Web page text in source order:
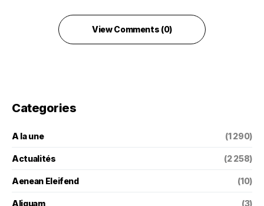
View Comments (0)
Categories
A la une (1 290)
Actualités (2 258)
Aenean Eleifend (10)
Aliquam (3)